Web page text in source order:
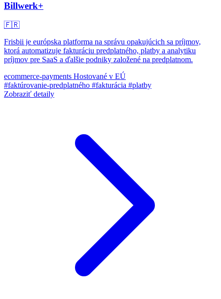
Billwerk+
🇫🇷
Frisbii je európska platforma na správu opakujúcich sa príjmov,
ktorá automatizuje fakturáciu predplatného, platby a analytiku
príjmov pre SaaS a ďalšie podniky založené na predplatnom.
ecommerce-payments Hostované v EÚ
#faktúrovanie-predplatného #fakturácia #platby
Zobraziť detaily